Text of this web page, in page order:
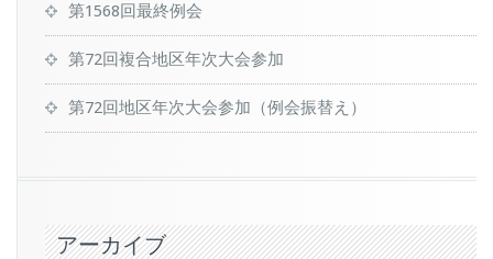
第1568回最終例会
第72回複合地区年次大会参加
第72回地区年次大会参加（例会振替え）
アーカイブ